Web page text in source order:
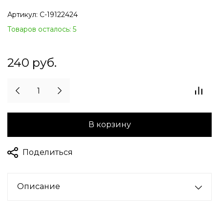
Артикул: С-19122424
Товаров осталось: 5
240 руб.
В корзину
Поделиться
Описание